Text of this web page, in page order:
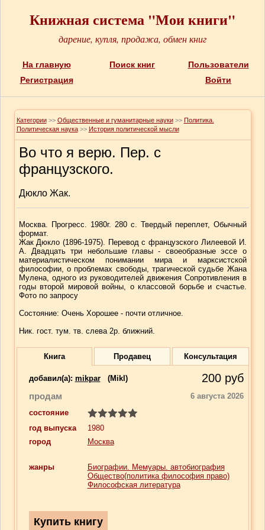
Книжная система "Мои книги"
дарение, купля, продажа, обмен книг
На главную Поиск книг
Пользователи
Регистрация
Войти
Категории >> Общественные и гуманитарные науки >> Политика.
Политическая наука >> История политической мысли
Во что я верю. Пер. с
французского.
Дюкло Жак.
Москва. Прогресс. 1980г. 280 с. Твердый переплет, Обычный
формат.
Жак Дюкло (1896-1975). Перевод с французского Лилеевой И.
А. Двадцать три небольшие главы - своеобразные эссе о
материалистическом понимании мира и марксистской
философии, о проблемах свободы, трагической судьбе Жана
Мулена, одного из руководителей движения Сопротивления в
годы второй мировой войны, о классовой борьбе и счастье.
Фото по запросу
Состояние: Очень Хорошее - почти отличное.
Ник. гост. тум. тв. слева 2р. ближний.
Книга Продавец Консультация
добавил(a): mikpar (Mikl) 200 руб
продам
6 августа 2026
состояние
год выпуска
1980
город
Москва
жанры
Биографии. Мемуары. автобиография
Общество(политика философия право)
Философская литература